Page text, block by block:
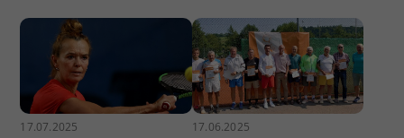
17.07.2025 17.06.2025